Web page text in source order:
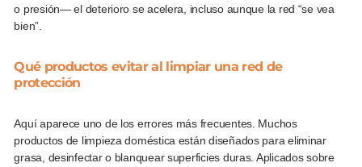
o presión— el deterioro se acelera, incluso aunque la red “se vea
bien”.
Qué productos evitar al limpiar una red de
protección
Aquí aparece uno de los errores más frecuentes. Muchos
productos de limpieza doméstica están diseñados para eliminar
grasa, desinfectar o blanquear superficies duras. Aplicados sobre